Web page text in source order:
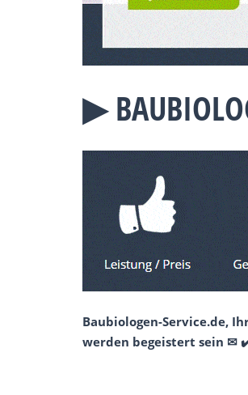
▶︎
Baubiologen-Service.de,
werden begeistert sein ✉